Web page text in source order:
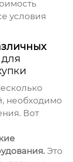
условия
необходимо
Вот
Это